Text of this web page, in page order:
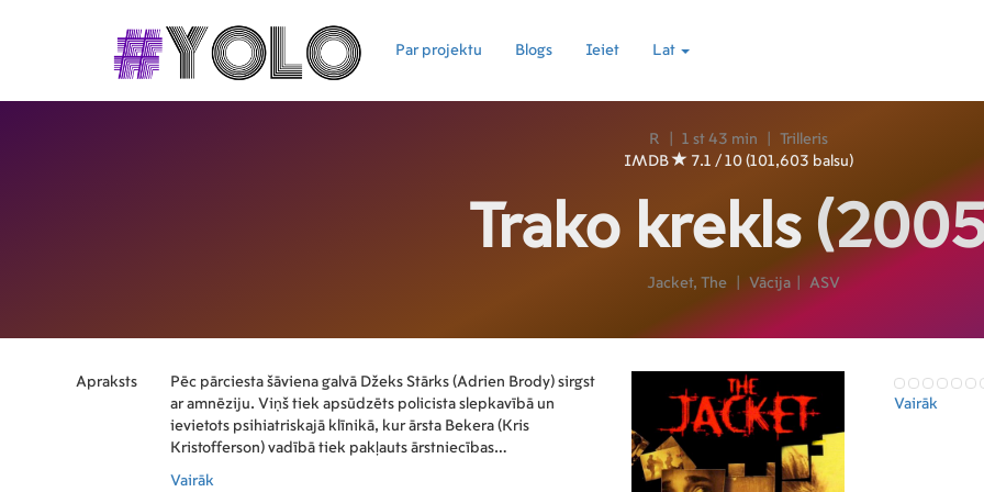
Par projektu Blogs Ieiet Lat
R 1 st 43 min
Trilleris
IMDB
7.1 / 10 (101,603 balsu)
Trako krekls
Jacket, The Vācija ASV
Apraksts
Pēc pārciesta šāviena galvā Džeks Stārks (Adrien Brody) sirgst
ar amnēziju. Viņš tiek apsūdzēts policista slepkavībā un
ievietots psihiatriskajā klīnikā, kur ārsta Bekera (Kris
Kristofferson) vadībā tiek pakļauts ārstniecības
eksperimentam. Stārkam injicē zāles, uzvelk trako kreklu,
Vairāk
Vairāk